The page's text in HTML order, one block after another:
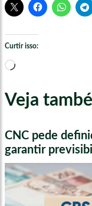
Curtir isso:
Carregando...
Veja
CNC pede
garantir